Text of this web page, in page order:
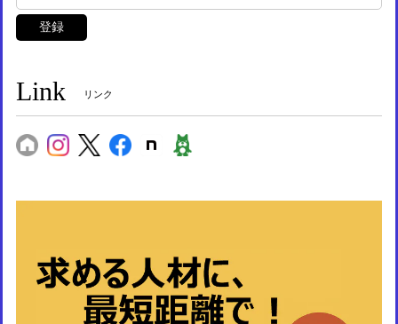
登録
Link リンク